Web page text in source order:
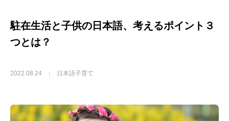
駐在生活と子供の日本語、考えるポイント３
つとは？
2022.08.24 日本語子育て